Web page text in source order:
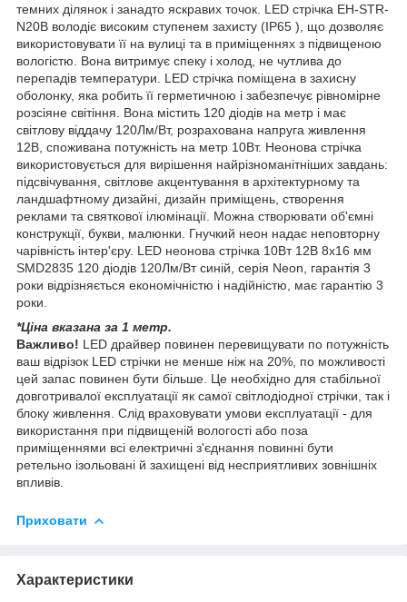
темних ділянок і занадто яскравих точок. LED стрічка EH-STR-
N20B володіє високим ступенем захисту (IP65 ), що дозволяє
використовувати її на вулиці та в приміщеннях з підвищеною
вологістю. Вона витримує спеку і холод, не чутлива до
перепадів температури. LED стрічка поміщена в захисну
оболонку, яка робить її герметичною і забезпечує рівномірне
розсіяне світіння. Вона містить 120 діодів на метр і має
світлову віддачу 120Лм/Вт, розрахована напруга живлення
12В, споживана потужність на метр 10Вт. Неонова стрічка
використовується для вирішення найрізноманітніших завдань:
підсвічування, світлове акцентування в архітектурному та
ландшафтному дизайні, дизайн приміщень, створення
реклами та святкової ілюмінації. Можна створювати об'ємні
конструкції, букви, малюнки. Гнучкий неон надає неповторну
чарівність інтер'єру. LED неонова стрічка 10Вт 12В 8х16 мм
SMD2835 120 діодів 120Лм/Вт синій, серія Neon, гарантія 3
роки відрізняється економічністю і надійністю, має гарантію 3
роки.
*Ціна вказана за 1 метр.
Важливо! LED драйвер повинен перевищувати по потужність
ваш відрізок LED стрічки не менше ніж на 20%, по можливості
цей запас повинен бути більше. Це необхідно для стабільної
довготривалої експлуатації як самої світлодіодної стрічки, так і
блоку живлення. Слід враховувати умови експлуатації - для
використання при підвищеній вологості або поза
приміщеннями всі електричні з'єднання повинні бути
ретельно ізольовані й захищені від несприятливих зовнішніх
впливів.
Приховати
Характеристики